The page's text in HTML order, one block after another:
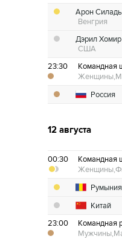
Арон Силадь
Венгрия
Дэрил Хомир
США
23:30
Командная
Женщины,
Россия
12 августа
00:30
Командная
Женщины,
Румыния
Китай
23:00
Командная
Мужчины,